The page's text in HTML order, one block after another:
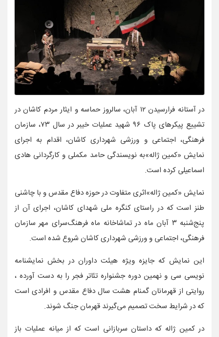
در آستانه فرارسیدن ۱۲ آبان، سالروز حماسه و ایثار مردم کاشان در
تشییع پیکرهای پاک ۹۶ شهید عملیات خیبر در سال ۷۳، سازمان‌
فرهنگی‌، اجتماعی‌ و ورزشی‌ شهرداری کاشان، اقدام به اجرای
نمایش «کمین ژاله»به نویسندگی حامد مکملی و کارگردانی هادی
اسماعیلی کرده است.
نمایش «کمین ژاله»اثری متفاوت در حوزه دفاع مقدس و با چاشنی
طنز است که در راستای کنگره ملی شهدای کاشان، اجرای آن از
پنج‌شنبه ۳ آبان ماه در تماشاخانه ماه فرهنگ‌سرای مهر سازمان
فرهنگی، اجتماعی و ورزشی شهرداری کاشان شروع شده است.
این نمایش که جایزه ویژه هیئت داوران در بخش نمایشنامه
نویسی سی و نهمین دوره جشنواره تئاتر فجر را به دست آورده ،
روایتی از قهرمانان گمنام هشت سال دفاع مقدس و افرادی است
که در شرایط سخت تصمیم می‌گیرند قهرمان جنگ شوند.
در کمین ژاله که داستان سربازانی است که از میانه عملیات باز